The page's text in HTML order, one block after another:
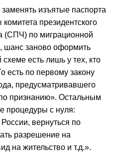
изъятые паспорта
президентского
(СПЧ) по миграционной
шанс заново оформить
есть лишь у тех, кто
есть по первому закону
предусматривавшего
признанию». Остальным
процедуры с нуля:
вернуться по
разрешение на
на жительство и т.д.».